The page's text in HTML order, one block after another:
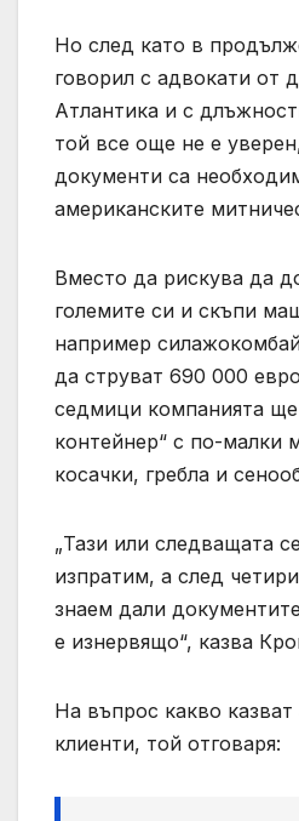
Но след като в
говорил с адвокати от
Атлантика и с
той все още не е
документи са
американските
Вместо да рискува да
големите си и скъпи
например
да струват 690 000
седмици компанията ще
контейнер“ с по-малки
косачки, гребла и
„Тази или следващата
изпратим, а след
знаем дали
е изнервящо“, казва
На въпрос какво
клиенти, той отговаря: